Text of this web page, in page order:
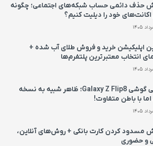
حذف دائمی حساب شبکه‌های اجتماعی؛ چگونه
اکانت‌های خود را دیلیت کنیم؟
اپلیکیشن خرید و فروش طلای آب شده +
انتخاب معتبرترین پلتفرم‌ها
بررسی گوشی Galaxy Z Flip8؛ ظاهر شبیه به نسخه
با باطن متفاوت!
مسدود کردن کارت بانکی + روش‌های آنلاین،
و حضوری